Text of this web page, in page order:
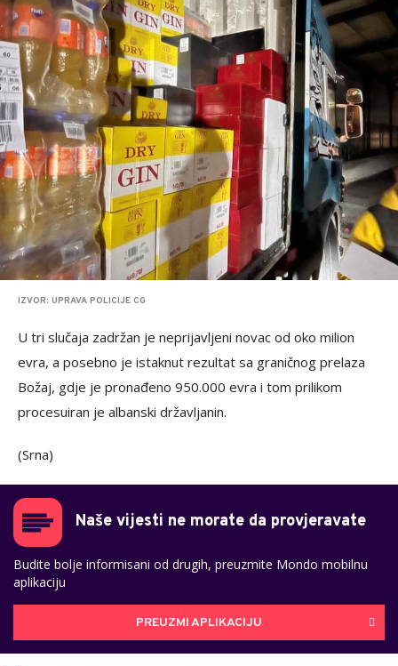
IZVOR: UPRAVA POLICIJE CG
U tri slučaja zadržan je neprijavljeni novac od oko milion
evra, a posebno je istaknut rezultat sa graničnog prelaza
Božaj, gdje je pronađeno 950.000 evra i tom prilikom
procesuiran je albanski državljanin.
(Srna)
Naše vijesti ne morate da provjeravate
Budite bolje informisani od drugih, preuzmite Mondo mobilnu
aplikaciju
PREUZMI APLIKACIJU